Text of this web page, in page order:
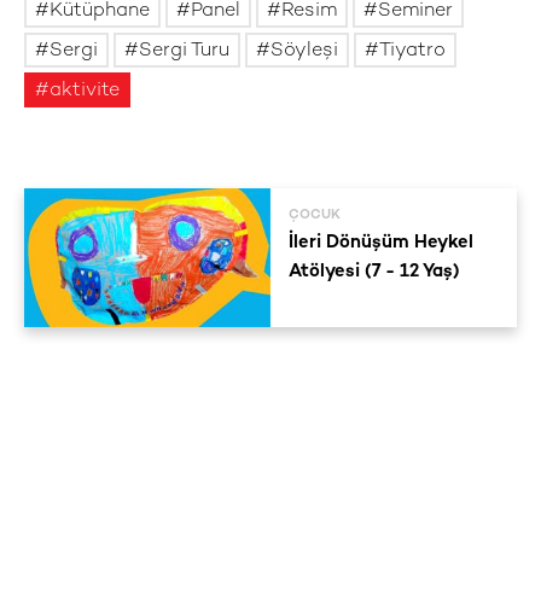
Kütüphane
Panel Resim
Seminer
Sergi
Sergi Turu Söyleşi
Tiyatro
aktivite
ÇOCUK
İleri Dönüşüm Heykel
Atölyesi (7 - 12 Yaş)